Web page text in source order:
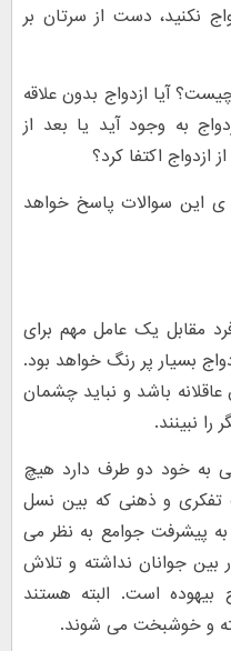
نکنید، دست از سرتان بر
آیا ازدواج بدون علاقه
به وجود آید یا بعد از
ازدواج اکتفا کرد؟
این سوالات پاسخ خواهد
مقابل یک عامل مهم برای
بسیار پر رنگ خواهد بود.
باشد و نباید چشمان
را نبینند.
به خود دو طرف دارد هیچ
تفکری و ذهنی که بین نسل
پیشرفت جوامع به نظر می
بین جوانان نداشته و تلاش
بیهوده است. البته هستند
و خوشبخت می شوند.